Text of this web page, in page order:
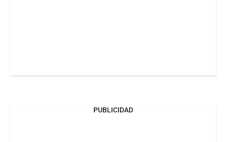
PUBLICIDAD